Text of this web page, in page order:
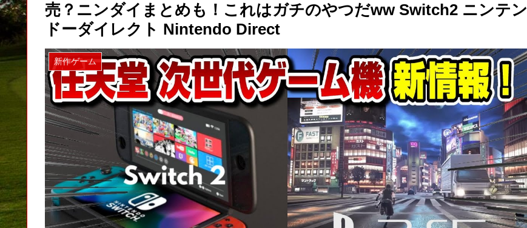
売？ニンダイまとめも！これはガチのやつだww Switch2 ニンテン
ドーダイレクト Nintendo Direct
新作ゲーム